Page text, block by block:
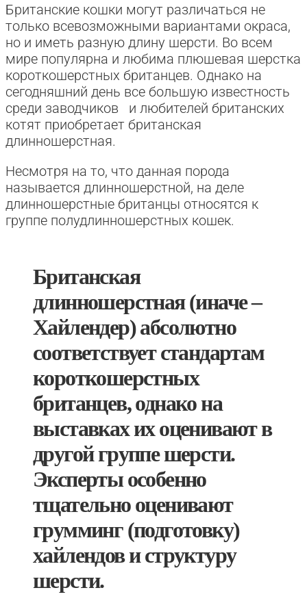
Британские кошки могут различаться не
только всевозможными вариантами окраса,
но и иметь разную длину шерсти. Во всем
мире популярна и любима плюшевая шерстка
короткошерстных британцев. Однако на
сегодняшний день все большую известность
среди заводчиков и любителей британских
котят приобретает британская
длинношерстная.
Несмотря на то, что данная порода
называется длинношерстной, на деле
длинношерстные британцы относятся к
группе полудлинношерстных кошек.
Британская
длинношерстная (иначе –
Хайлендер) абсолютно
соответствует стандартам
короткошерстных
британцев, однако на
выставках их оценивают в
другой группе шерсти.
Эксперты особенно
тщательно оценивают
грумминг (подготовку)
хайлендов и структуру
шерсти.